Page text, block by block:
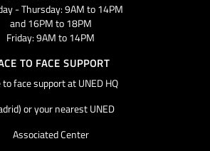
- Thursday: 9AM to 14PM
and 16PM to 18PM
Friday: 9AM to 14PM
TO FACE SUPPORT
to face support at UNED HQ
or your nearest UNED
Associated Center